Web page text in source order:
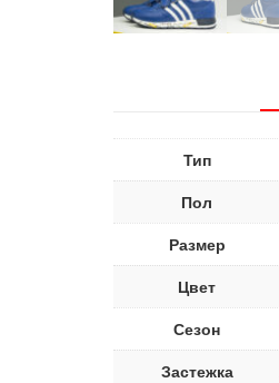
Тип
Пол
Размер
Цвет
Сезон
Застежка